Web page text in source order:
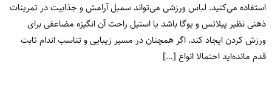
استفاده می‌کنید. لباس ورزشی می‌تواند سمبل آرامش و جذابیت در تمرینات
ذهنی نظیر پیلاتس و یوگا باشد یا استیل راحت آن انگیزه مضاعفی برای
ورزش کردن ایجاد کند. اگر همچنان در مسیر زیبایی و تناسب اندام ثابت
قدم مانده‌اید احتمالا انواع […]